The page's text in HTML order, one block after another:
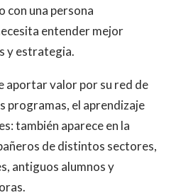
con una persona
entender mejor
y estrategia.
aportar valor por su red de
programas, el aprendizaje
también aparece en la
de distintos sectores,
antiguos alumnos y